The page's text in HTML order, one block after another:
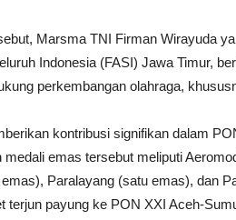
Marsma TNI Firman Wirayuda
Indonesia (FASI) Jawa Timur,
perkembangan olahraga,
kontribusi signifikan dalam
emas tersebut meliputi
Paralayang (satu emas), dan
terjun payung ke PON XXI Aceh-